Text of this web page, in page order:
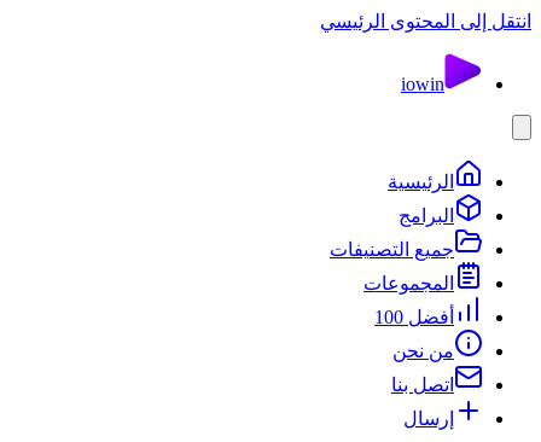
انتقل إلى المحتوى الرئيسي
iowin
الرئيسية
البرامج
جميع التصنيفات
المجموعات
أفضل 100
من نحن
اتصل بنا
إرسال